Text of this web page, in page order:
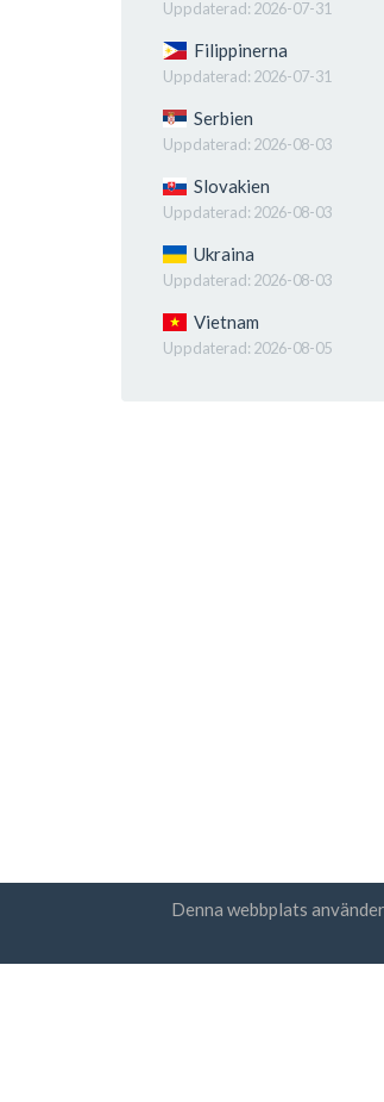
Uppdaterad: 2026-07-31
Filippinerna
Uppdaterad: 2026-07-31
Serbien
Uppdaterad: 2026-08-03
Slovakien
Uppdaterad: 2026-08-03
Ukraina
Uppdaterad: 2026-08-03
Vietnam
Uppdaterad: 2026-08-05
Denna webbplats